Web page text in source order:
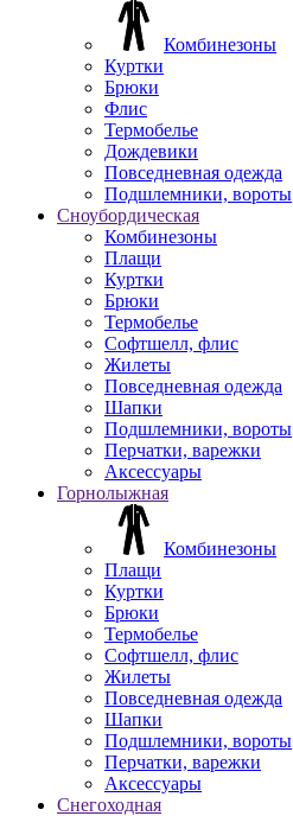
Комбинезоны
Куртки
Брюки
Флис
Термобелье
Дождевики
Повседневная одежда
Подшлемники, вороты
Сноубордическая
Комбинезоны
Плащи
Куртки
Брюки
Термобелье
Софтшелл, флис
Жилеты
Повседневная одежда
Шапки
Подшлемники, вороты
Перчатки, варежки
Аксессуары
Горнолыжная
Комбинезоны
Плащи
Куртки
Брюки
Термобелье
Софтшелл, флис
Жилеты
Повседневная одежда
Шапки
Подшлемники, вороты
Перчатки, варежки
Аксессуары
Снегоходная